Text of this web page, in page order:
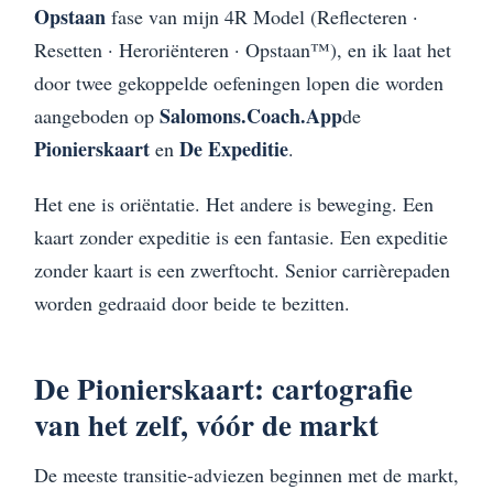
Opstaan fase van mijn 4R Model (Reflecteren ·
Resetten · Heroriënteren · Opstaan™), en ik laat het
door twee gekoppelde oefeningen lopen die worden
aangeboden op Salomons.Coach.Appde
Pionierskaart en De Expeditie.
Het ene is oriëntatie. Het andere is beweging. Een
kaart zonder expeditie is een fantasie. Een expeditie
zonder kaart is een zwerftocht. Senior carrièrepaden
worden gedraaid door beide te bezitten.
De Pionierskaart: cartografie
van het zelf, vóór de markt
De meeste transitie-adviezen beginnen met de markt,